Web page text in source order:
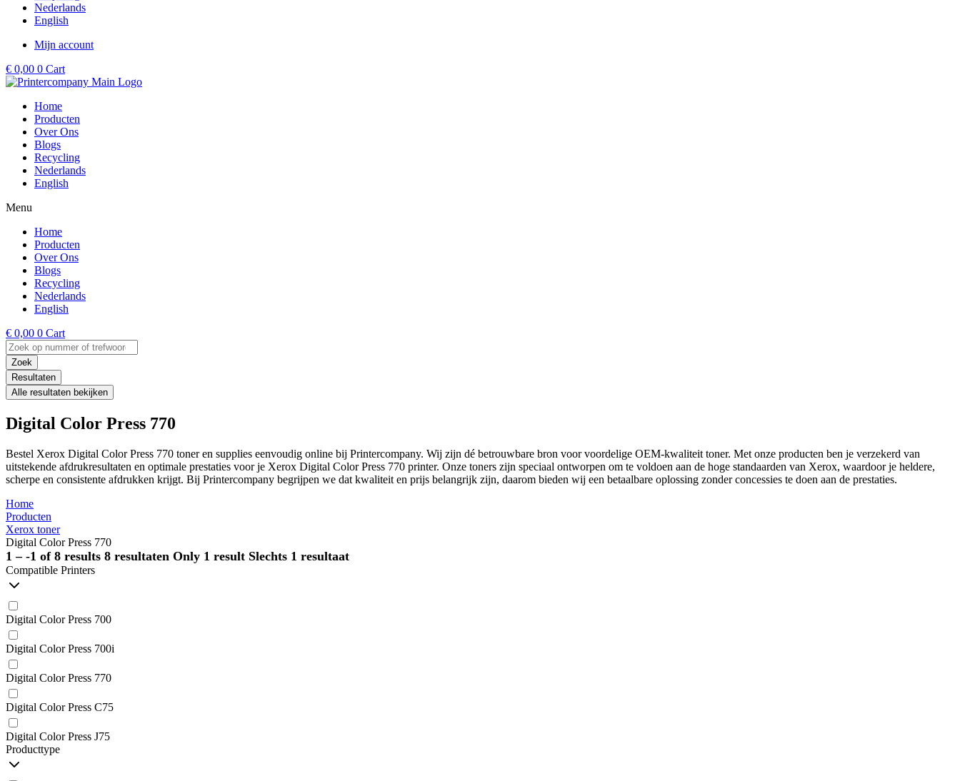
Nederlands
English
Mijn account
€ 0,00 0 Cart
Home
Producten
Over Ons
Blogs
Recycling
Nederlands
English
Menu
Home
Producten
Over Ons
Blogs
Recycling
Nederlands
English
€ 0,00 0 Cart
Search
...Zoek
Resultaten
Alle resultaten bekijken
Digital Color Press 770
Bestel Xerox Digital Color Press 770 toner en supplies eenvoudig online bij Printercompany. Wij zijn dé betrouwbare bron voor voordelige OEM-kwaliteit toner. Met onze producten ben je verzekerd van
uitstekende afdrukresultaten en optimale prestaties voor je Xerox Digital Color Press 770 printer. Onze toners zijn speciaal ontworpen om te voldoen aan de hoge standaarden van Xerox, waardoor je heldere,
scherpe en consistente afdrukken krijgt. Bij Printercompany begrijpen we dat kwaliteit en prijs belangrijk zijn, daarom bieden wij een betaalbare oplossing zonder concessies te doen aan de prestaties.
Home
Producten
Xerox toner
Digital Color Press 770
1 – -1 of 8 results 8 resultaten Only 1 result Slechts 1 resultaat
Compatible Printers
Digital Color Press 700
Digital Color Press 700i
Digital Color Press 770
Digital Color Press C75
Digital Color Press J75
Producttype